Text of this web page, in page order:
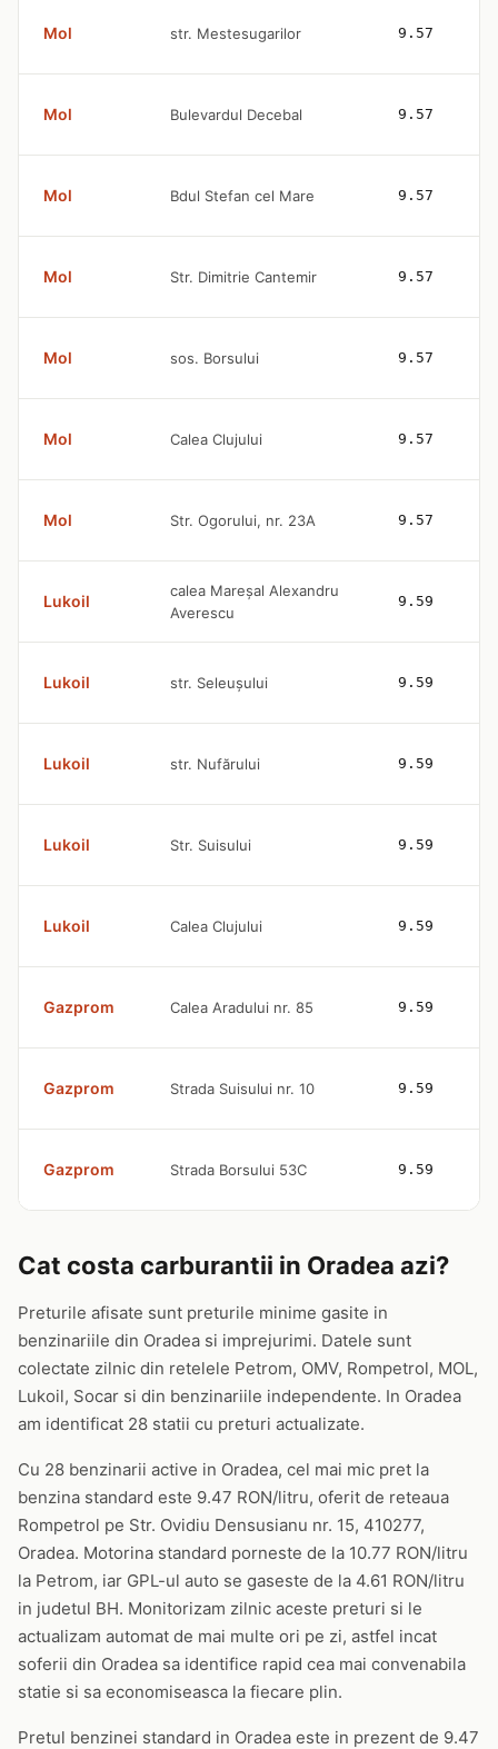
Mol str. Mestesugarilor 9.57
Mol Bulevardul Decebal 9.57
Mol Bdul Stefan cel Mare 9.57
Mol Str. Dimitrie Cantemir 9.57
Mol sos. Borsului 9.57
Mol Calea Clujului 9.57
Mol Str. Ogorului, nr. 23A 9.57
Lukoil
calea Mareșal Alexandru
Averescu
9.59
Lukoil str. Seleușului 9.59
Lukoil str. Nufărului 9.59
Lukoil Str. Suisului 9.59
Lukoil Calea Clujului 9.59
Gazprom Calea Aradului nr. 85 9.59
Gazprom Strada Suisului nr. 10 9.59
Gazprom Strada Borsului 53C 9.59
Cat costa carburantii in Oradea azi?
Preturile afisate sunt preturile minime gasite in
benzinariile din Oradea si imprejurimi. Datele sunt
colectate zilnic din retelele Petrom, OMV, Rompetrol, MOL,
Lukoil, Socar si din benzinariile independente. In Oradea
am identificat 28 statii cu preturi actualizate.
Cu 28 benzinarii active in Oradea, cel mai mic pret la
benzina standard este 9.47 RON/litru, oferit de reteaua
Rompetrol pe Str. Ovidiu Densusianu nr. 15, 410277,
Oradea. Motorina standard porneste de la 10.77 RON/litru
la Petrom, iar GPL-ul auto se gaseste de la 4.61 RON/litru
in judetul BH. Monitorizam zilnic aceste preturi si le
actualizam automat de mai multe ori pe zi, astfel incat
soferii din Oradea sa identifice rapid cea mai convenabila
statie si sa economiseasca la fiecare plin.
Pretul benzinei standard in Oradea este in prezent de 9.47